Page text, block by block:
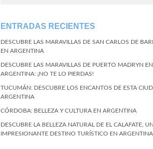
ENTRADAS RECIENTES
DESCUBRE LAS MARAVILLAS DE SAN CARLOS DE
EN ARGENTINA
DESCUBRE LAS MARAVILLAS DE PUERTO MADRYN EN
ARGENTINA: ¡NO TE LO PIERDAS!
TUCUMÁN: DESCUBRE LOS ENCANTOS DE ESTA
ARGENTINA
CÓRDOBA: BELLEZA Y CULTURA EN ARGENTINA
DESCUBRE LA BELLEZA NATURAL DE EL CALAFATE, UN
IMPRESIONANTE DESTINO TURÍSTICO EN ARGENTINA